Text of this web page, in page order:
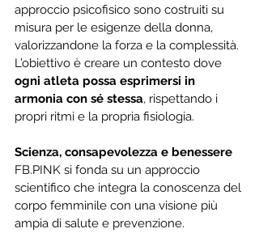
approccio psicofisico sono costruiti su
misura per le esigenze della donna,
valorizzandone la forza e la complessità.
L’obiettivo è creare un contesto dove
ogni atleta possa esprimersi in
armonia con sé stessa, rispettando i
propri ritmi e la propria fisiologia.
Scienza, consapevolezza e benessere
FB.PINK si fonda su un approccio
scientifico che integra la conoscenza del
corpo femminile con una visione più
ampia di salute e prevenzione.